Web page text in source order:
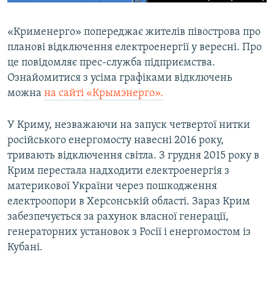
ІНФОГРАФІКА
Qırımtatar
ДОЛУЧАЙСЯ!
Усі сайти RFE/RL
«Крименерго» попереджає жителів півострова про
планові відключення електроенергії у вересні. Про
це повідомляє прес-служба підприємства.
Ознайомитися з усіма графіками відключень
можна на сайті «Крымэнерго».
У Криму, незважаючи на запуск четвертої нитки
російського енергомосту навесні 2016 року,
тривають відключення світла. З грудня 2015 року в
Крим перестала надходити електроенергія з
материкової України через пошкодження
електроопори в Херсонській області. Зараз Крим
забезпечується за рахунок власної генерації,
генераторних установок з Росії і енергомостом із
Кубані.